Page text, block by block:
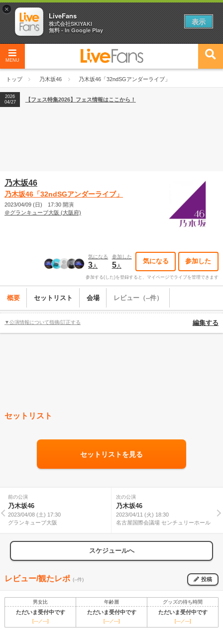
MENU
トップ 乃木坂46 乃木坂46「32ndSGアンダーライブ」
2026
04/27
2026
【ライブ動員ランキング】2026年上半期編発表！
2026
04/27
【フェス特集2026】フェス情報はここから！
乃木坂46
乃木坂46「32ndSGアンダーライブ」
2023/04/09 (日) 17:30 開演
＠グランキューブ大阪 (大阪府)
気になる
3人
参加した
5人
気になる 参加した
参加する(した)を登録すると、マイページでライブを管理できます
概要 セットリスト 会場 レビュー（--件）
▼公演情報について指摘/訂正する 編集する
セットリスト
セットリストを見る
前の公演
乃木坂46
2023/04/08 (土) 17:30
グランキューブ大阪
次の公演
乃木坂46
2023/04/11 (火) 18:30
名古屋国際会議場 センチュリーホール
スケジュールへ
レビュー/観たレポ (--件) 投稿
男女比 年齢層 グッズの待ち時間
ただいま受付中です ただいま受付中です ただいま受付中です
[---／---] [---／---] [---／---]
×
LiveFans
株式会社SKIYAKI
無料 - In Google Play
表示